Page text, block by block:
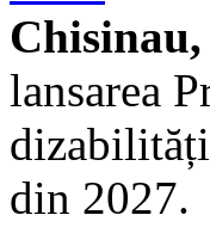
lansarea
din 2027.